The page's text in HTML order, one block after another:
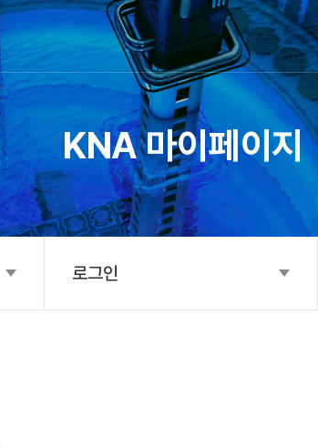
SITE MAP
KNA 마이페이지
로그인